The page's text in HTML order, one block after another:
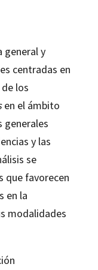
general y
centradas en
los
en el ámbito
generales
y las
se
que favorecen
en la
modalidades